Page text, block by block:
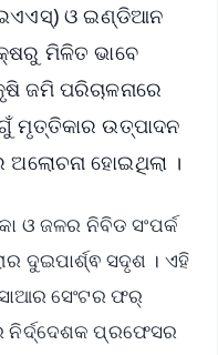
ଓ ଇଣ୍ଡିଆନ
ମିଳିତ ଭାବେ
ଜମି ପରିଚାଳନାରେ
ମୃତ୍ତିକାର ଉତ୍ପାଦନ
ଅଲୋଚନା ହୋଇଥିଲା ।
ଓ ଜଳର ନିବିଡ ସଂପର୍କ
ଦୁଇପାର୍ଶ୍ଵ ସଦୃଶ । ଏହି
ସେଂଟର ଫର୍
ନିର୍ଦ୍ଦେଶକ ପ୍ରଫେସର